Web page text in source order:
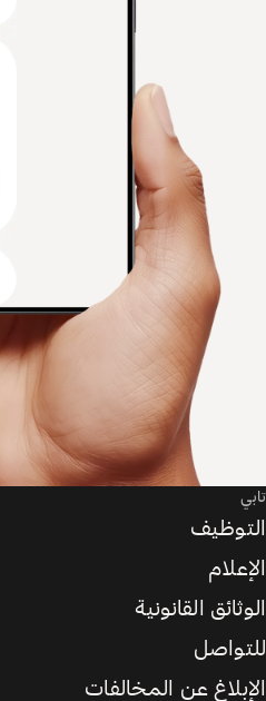
تابي
التوظيف
الإعلام
الوثائق القانونية
للتواصل
الإبلاغ عن المخالفات